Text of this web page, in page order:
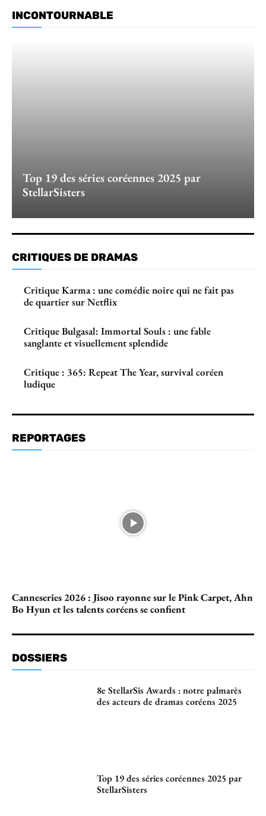
INCONTOURNABLE
Top 19 des séries coréennes 2025 par
StellarSisters
CRITIQUES DE DRAMAS
Critique Karma : une comédie noire qui ne fait pas
de quartier sur Netflix
Critique Bulgasal: Immortal Souls : une fable
sanglante et visuellement splendide
Critique : 365: Repeat The Year, survival coréen
ludique
REPORTAGES
Canneseries 2026 : Jisoo rayonne sur le Pink Carpet, Ahn
Bo Hyun et les talents coréens se confient
DOSSIERS
8e StellarSis Awards : notre palmarès
des acteurs de dramas coréens 2025
Top 19 des séries coréennes 2025 par
StellarSisters